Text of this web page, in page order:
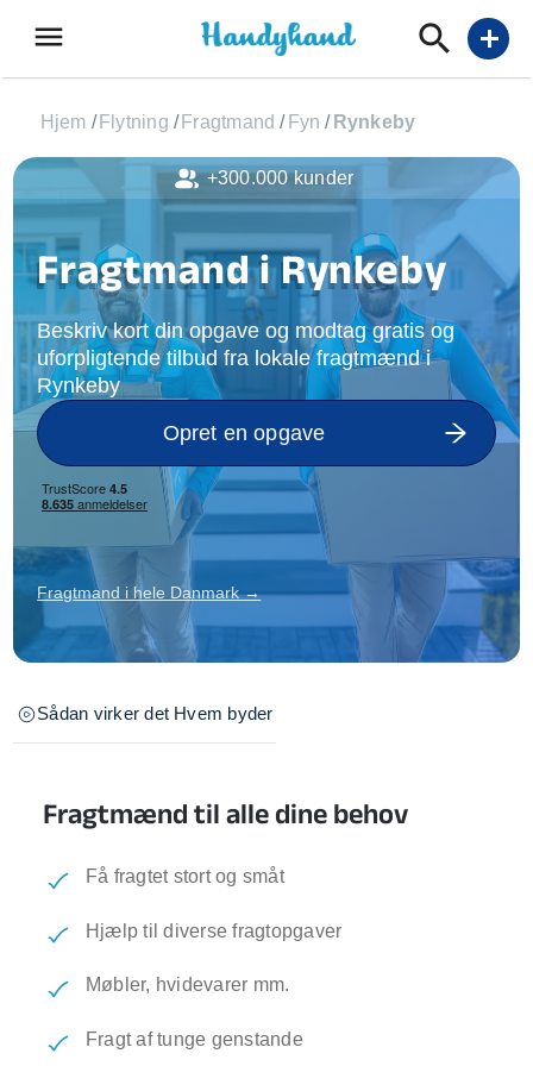
menu add
Hjem / Flytning / Fragtmand / Fyn / Rynkeby
Fragtmand i Rynkeby
Beskriv kort din opgave og modtag gratis og
uforpligtende tilbud fra lokale fragtmænd i
Rynkeby
Opret en opgave
Fragtmand i hele Danmark →
Sådan virker det Hvem byder
Fragtmænd til alle dine behov
Få fragtet stort og småt
Hjælp til diverse fragtopgaver
Møbler, hvidevarer mm.
Fragt af tunge genstande
+300.000 kunder